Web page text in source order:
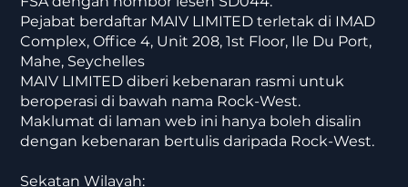
Pejabat berdaftar MAIV LIMITED terletak di IMAD
Complex, Office 4, Unit 208, 1st Floor, Ile Du Port,
Mahe, Seychelles
MAIV LIMITED diberi kebenaran rasmi untuk
beroperasi di bawah nama Rock-West.
Maklumat di laman web ini hanya boleh disalin
dengan kebenaran bertulis daripada Rock-West.
Sekatan Wilayah: